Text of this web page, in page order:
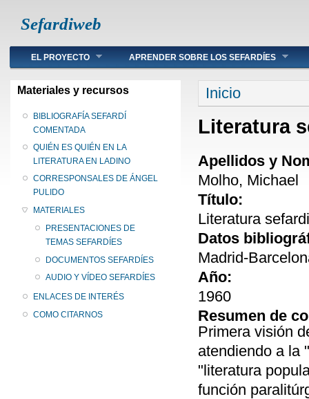
Sefardiweb
Main menu
EL PROYECTO APRENDER SOBRE LOS SEFARDÍES
Materiales y recursos
BIBLIOGRAFÍA SEFARDÍ
COMENTADA
QUIÉN ES QUIÉN EN LA
LITERATURA EN LADINO
CORRESPONSALES DE ÁNGEL
PULIDO
MATERIALES
PRESENTACIONES DE
TEMAS SEFARDÍES
DOCUMENTOS SEFARDÍES
AUDIO Y VÍDEO SEFARDÍES
ENLACES DE INTERÉS
COMO CITARNOS
Se encuentra
Inicio
Literatura
Apellidos y
Molho, Michael
Título:
Literatura
Datos
Madrid-
Año:
1960
Resumen de
Primera visión
atendiendo a la
"literatura
función